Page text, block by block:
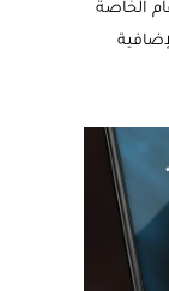
الخاصة